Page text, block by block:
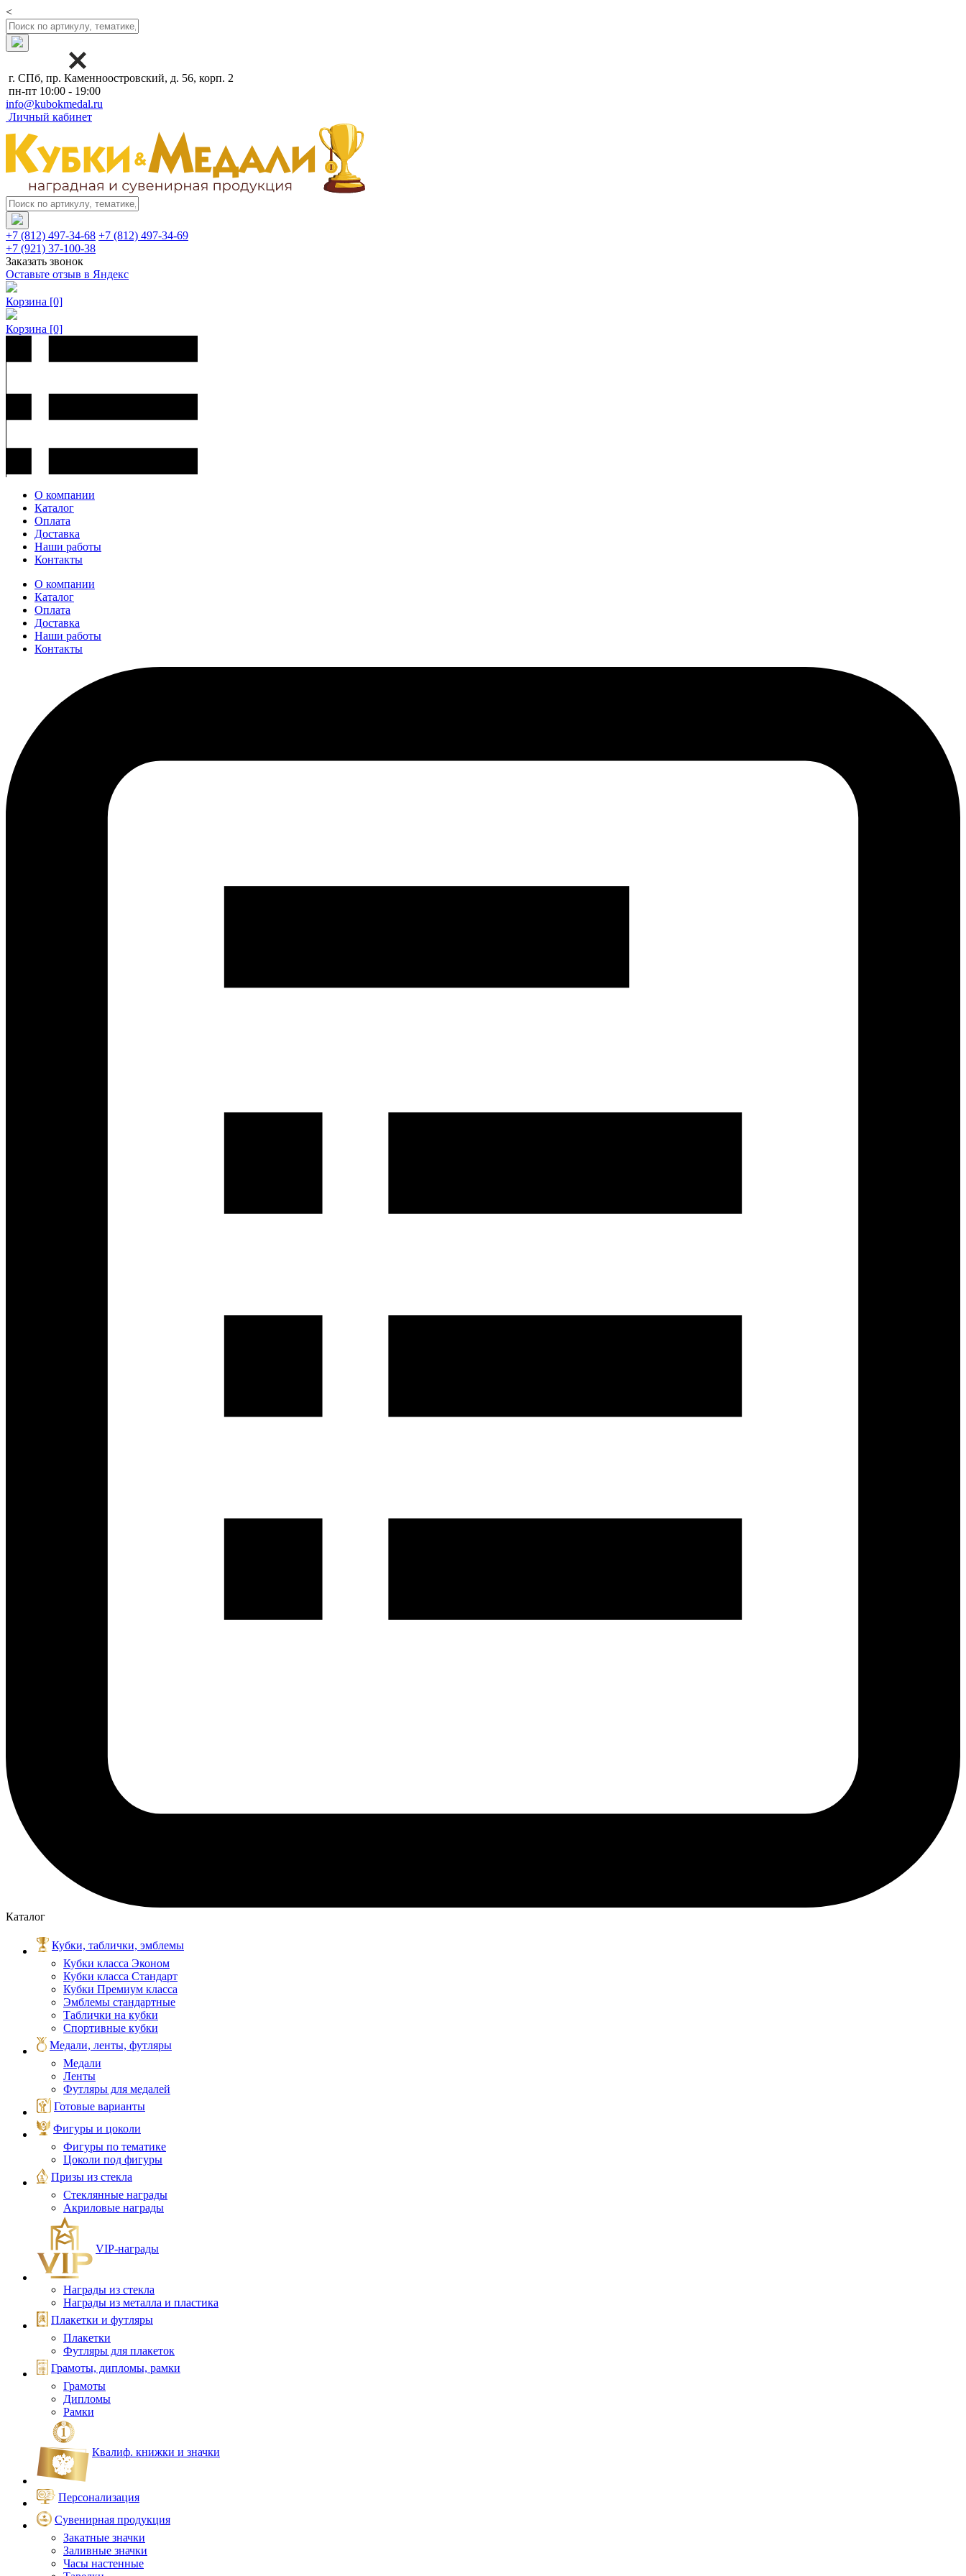
<
г. СПб, пр. Каменноостровский, д. 56, корп. 2
пн-пт 10:00 - 19:00
info@kubokmedal.ru
Личный кабинет
+7 (812) 497-34-68 +7 (812) 497-34-69
+7 (921) 37-100-38
Заказать звонок
Оставьте отзыв в Яндекс
Корзина [0]
Корзина [0]
О компании
Каталог
Оплата
Доставка
Наши работы
Контакты
О компании
Каталог
Оплата
Доставка
Наши работы
Контакты
Каталог
Кубки, таблички, эмблемы
Кубки класса Эконом
Кубки класса Стандарт
Кубки Премиум класса
Эмблемы стандартные
Таблички на кубки
Спортивные кубки
Медали, ленты, футляры
Медали
Ленты
Футляры для медалей
Готовые варианты
Фигуры и цоколи
Фигуры по тематике
Цоколи под фигуры
Призы из стекла
Стеклянные награды
Акриловые награды
VIP‑награды
Награды из стекла
Награды из металла и пластика
Плакетки и футляры
Плакетки
Футляры для плакеток
Грамоты, дипломы, рамки
Грамоты
Дипломы
Рамки
Квалиф. книжки и значки
Персонализация
Сувенирная продукция
Закатные значки
Заливные значки
Часы настенные